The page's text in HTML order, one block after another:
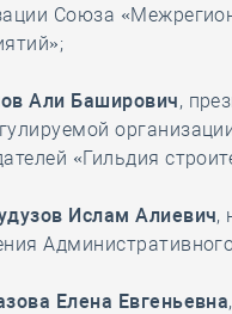
Союза
Али Баширович,
«Гильдия
Ислам Алиевич,
Елена Евгеньевна